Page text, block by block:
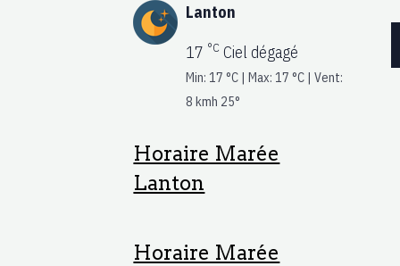
Lanton
17 °C Ciel dégagé
Min: 17 °C | Max: 17 °C | Vent:
8 kmh 25°
Horaire Marée
Lanton
Horaire Marée